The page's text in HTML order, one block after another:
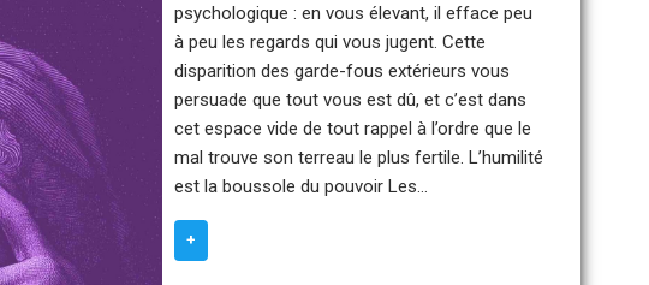
psychologique : en vous élevant, il efface peu
à peu les regards qui vous jugent. Cette
disparition des garde-fous extérieurs vous
persuade que tout vous est dû, et c’est dans
cet espace vide de tout rappel à l’ordre que le
mal trouve son terreau le plus fertile. L’humilité
est la boussole du pouvoir Les…
+